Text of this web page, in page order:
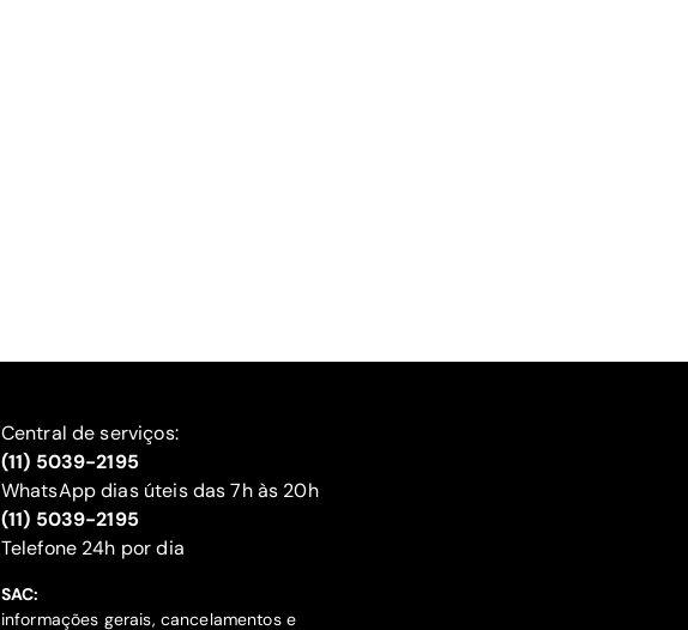
Central de serviços:
(11) 5039-2195
WhatsApp dias úteis das 7h às 20h
(11) 5039-2195
‍Telefone 24h por dia
SAC:
informações gerais, cancelamentos e